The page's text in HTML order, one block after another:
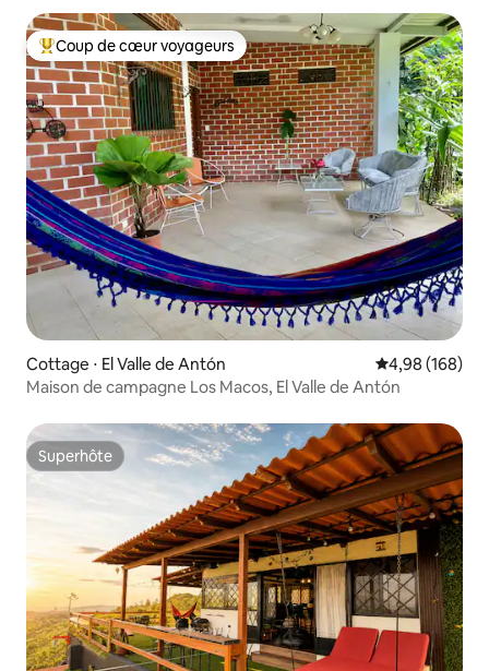
Coups de cœur voyageurs les plus appréciés
Coup de cœur voyageurs
Cottage ⋅ El Valle de Antón Évaluation
4,98 (168)
Maison de campagne Los Macos, El Valle de Antón
Superhôte
Superhôte